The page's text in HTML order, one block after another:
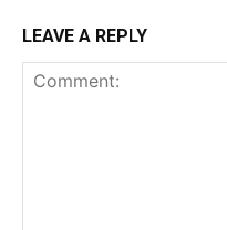
LEAVE A REPLY